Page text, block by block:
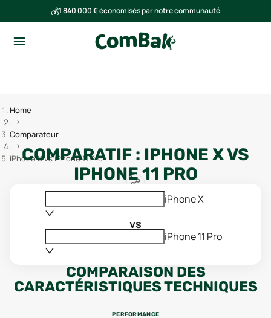
💰1 840 000 € économisés par notre communauté
Home
Comparateur
iPhone X vs iPhone 11 Pro
COMPARATIF : IPHONE XVS
IPHONE 11 PRO
iPhone X
vs
iPhone 11 Pro
COMPARAISON DES
CARACTÉRISTIQUES TECHNIQUES
PERFORMANCE